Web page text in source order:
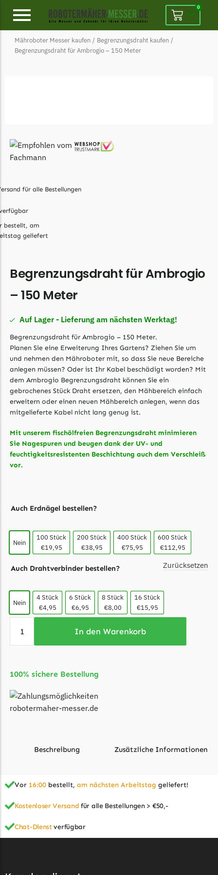
Alpina
Belrobotics
Belrobotics Messer
Black & Decker
Black & Decker Messer
Bosch Indego
Begrenzungsdraht
Central Park
Begrenzungsdraht
Cramer
Cramer Messer
Cub Cadet
Cub Cadet Messer
Begrenzungsdraht
Ecovacs
Ecovacs Messer
Einhell
Etesia Messer
Begrenzungsdraht
Eufy
Ferrex
Ferrex Messer
Begrenzungsdraht
Begrenzungsdraht
Flymo
Fuxtec
Garden Feelings Messer
Begrenzungsdraht
Begrenzungsdraht
0
Mähroboter Messer kaufen / Begrenzungsdraht kaufen /
Begrenzungsdraht für Ambrogio – 150 Meter
für alle Bestellungen
bestellt, am
geliefert
Begrenzungsdraht für Ambrogio
– 150 Meter
Auf Lager - Lieferung am nächsten Werktag!
Begrenzungsdraht für Ambrogio – 150 Meter.
Planen Sie eine Erweiterung Ihres Gartens? Ziehen Sie um
und nehmen den Mähroboter mit, so dass Sie neue Bereiche
anlegen müssen? Oder ist Ihr Kabel beschädigt worden? Mit
dem Ambrogio Begrenzungsdraht können Sie ein
gebrochenes Stück Draht ersetzen, den Mähbereich einfach
erweitern oder einen neuen Mähbereich anlegen, wenn das
mitgelieferte Kabel nicht lang genug ist.
Mit unserem fischölfreien Begrenzungsdraht minimieren
Sie Nagespuren und beugen dank der UV- und
feuchtigkeitsresistenten Beschichtung auch dem Verschleiß
vor.
Auch Erdnägel bestellen?
Nein
100 Stück
€19,95
200 Stück
€38,95
400 Stück
€75,95
600 Stück
€112,95
Auch Drahtverbinder bestellen?
Nein
4 Stück
€4,95
6 Stück
€6,95
8 Stück
€8,00
16 Stück
€15,95
Zurücksetzen
In den Warenkorb
100% sichere Bestellung
Beschreibung Zusätzliche Informationen
Typ
Vor 16:00 bestellt, am nächsten Arbeitstag geliefert!
Kostenloser Versand für alle Bestellungen > €50,-
Chat-Dienstverfügbar